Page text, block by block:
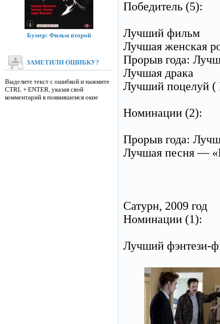
Победитель (5):
Лучший фильм
Лучшая женская
Прорыв года:
Лучшая драка
Лучший поцелуй (
Номинации (2):
Прорыв года:
Лучшая песня —
Сатурн, 2009 год
Номинации (1):
Лучший фэнтези-
Бумер: Фильм второй
ЗАМЕТИЛИ ОШИБКУ?
Выделите текст с ошибкой и нажмите
CTRL + ENTER, указав свой
комментарий в появившемся окне